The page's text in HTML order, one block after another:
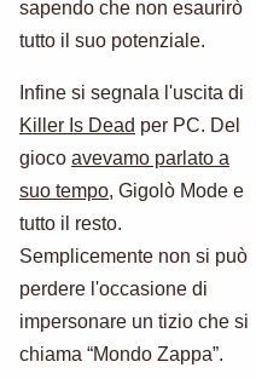
sapendo che non esaurirò
tutto il suo potenziale.
Infine si segnala l'uscita di
Killer Is Dead per PC. Del
gioco avevamo parlato a
suo tempo, Gigolò Mode e
tutto il resto.
Semplicemente non si può
perdere l'occasione di
impersonare un tizio che si
chiama “Mondo Zappa”.